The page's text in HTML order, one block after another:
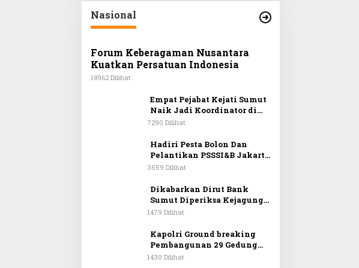
Nasional
Forum Keberagaman Nusantara
Kuatkan Persatuan Indonesia
18962 Dilihat
Empat Pejabat Kejati Sumut
Naik Jadi Koordinator di
Kejagung
7290 Dilihat
Hadiri Pesta Bolon Dan
Pelantikan PSSSI&B Jakarta
& Sekitarnya, Anggota DPR
Maruli Siahaan SH.MH:
Keturunan Simanjuntak
Dapat Berkontribusi
3559 Dilihat
Dikabarkan Dirut Bank
Sumut Diperiksa Kejagung
RI Terkait Pencairan Kredit
1479 Dilihat
Kapolri Ground breaking
Pembangunan 29 Gedung
SPPG Jajaran Polda Sumut
1430 Dilihat